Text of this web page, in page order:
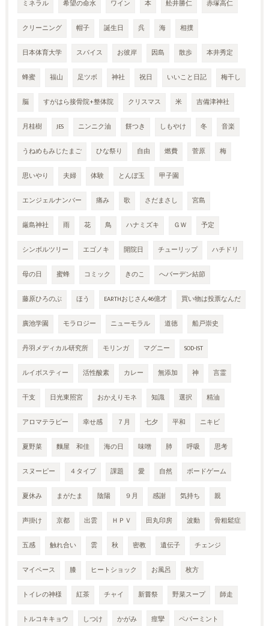
ミネラル 希望の命水 ワイン 本 舩井勝仁 赤塚高仁
クリーニング 帽子 誕生日 呉 海 相撲
日本体育大学 スパイス お彼岸 因島 散歩 本井秀定
蜂蜜 福山 足ツボ 神社 祝日 いいこと日記 梅干し
脳 すがはら接骨院+整体院 クリスマス 米 吉備津神社
月桂樹 JES ニンニク油 餅つき しもやけ 冬 音楽
うねめもみじたまご ひな祭り 自由 燃費 菅原 梅
思いやり 夫婦 体験 とんぼ玉 甲子園
エンジェルナンバー 痛み 歌 さだまさし 宮島
厳島神社 雨 花 鳥 ハナミズキ ＧＷ 予定
シンボルツリー エゴノキ 開院日 チューリップ ハチドリ
母の日 蜜蜂 コミック きのこ へバーデン結節
藤原ひろのぶ ほう EARTHおじさん46億才 買い物は投票なんだ
廣池学園 モラロジー ニューモラル 道徳 船戸崇史
丹羽メディカル研究所 モリンガ マグニー SOD-IST
ルイボスティー 活性酸素 カレー 無添加 神 言霊
干支 日光東照宮 おかえりモネ 知識 選択 精油
アロマテラピー 幸せ感 ７月 七夕 平和 ニキビ
夏野菜 麵屋 和佳 海の日 味噌 肺 呼吸 思考
スヌーピー ４タイプ 課題 愛 自然 ボードゲーム
夏休み まがたま 陰陽 ９月 感謝 気持ち 親
声掛け 京都 出雲 ＨＰＶ 田丸印房 波動 骨粗鬆症
五感 触れ合い 雲 秋 密教 遺伝子 チェンジ
マイペース 膝 ヒートショック お風呂 枚方
トイレの神様 紅茶 チャイ 新嘗祭 野菜スープ 師走
トルコキキョウ しつけ かがみ 痙攣 ペパーミント